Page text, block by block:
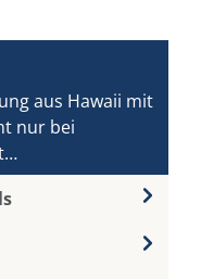
aus Hawaii mit
nur bei